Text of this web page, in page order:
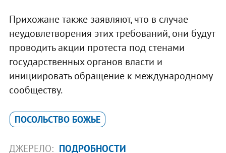
Прихожане также заявляют, что в случае
неудовлетворения этих требований, они будут
проводить акции протеста под стенами
государственных органов власти и
инициировать обращение к международному
сообществу.
ПОСОЛЬСТВО БОЖЬЕ
ДЖЕРЕЛО: ПОДРОБНОСТИ